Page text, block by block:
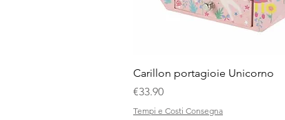
Quick View
Carillon portagioie Unicorno
Price
€33.90
Tempi e Costi Consegna